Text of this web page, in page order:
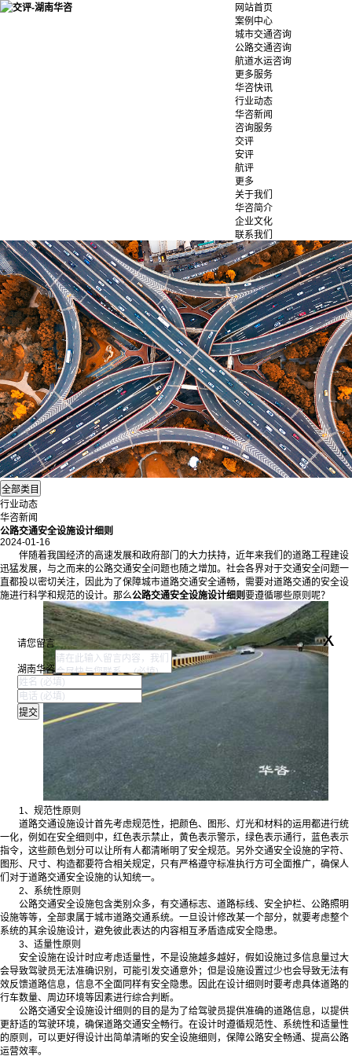
网站首页
案例中心
城市交通咨询
公路交通咨询
航道水运咨询
更多服务
华咨快讯
行业动态
华咨新闻
咨询服务
交评
安评
航评
更多
关于我们
华咨简介
企业文化
联系我们
行业动态
华咨新闻
公路交通安全设施设计细则
2024-01-16
伴随着我国经济的高速发展和政府部门的大力扶持，近年来我们的道路工程建设
迅猛发展，与之而来的公路交通安全问题也随之增加。社会各界对于交通安全问题一
直都投以密切关注，因此为了保障城市道路交通安全通畅，需要对道路交通的安全设
施进行科学和规范的设计。那么公路交通安全设施设计细则要遵循哪些原则呢？
1、规范性原则
道路交通设施设计首先考虑规范性，把颜色、图形、灯光和材料的运用都进行统
一化，例如在安全细则中，红色表示禁止，黄色表示警示，绿色表示通行，蓝色表示
指令，这些颜色划分可以让所有人都清晰明了安全规范。另外交通安全设施的字符、
图形、尺寸、构造都要符合相关规定，只有严格遵守标准执行方可全面推广，确保人
们对于道路交通安全设施的认知统一。
2、系统性原则
公路交通安全设施包含类别众多，有交通标志、道路标线、安全护栏、公路照明
设施等等，全部隶属于城市道路交通系统。一旦设计修改某一个部分，就要考虑整个
系统的其余设施设计，避免彼此表达的内容相互矛盾造成安全隐患。
3、适量性原则
安全设施在设计时应考虑适量性，不是设施越多越好，假如设施过多信息量过大
会导致驾驶员无法准确识别，可能引发交通意外；但是设施设置过少也会导致无法有
效反馈道路信息，信息不全面同样有安全隐患。因此在设计细则时要考虑具体道路的
行车数量、周边环境等因素进行综合判断。
公路交通安全设施设计细则的目的是为了给驾驶员提供准确的道路信息，以提供
更舒适的驾驶环境，确保道路交通安全畅行。在设计时遵循规范性、系统性和适量性
的原则，可以更好得设计出简单清晰的安全设施细则，保障公路安全畅通、提高公路
运营效率。
请您留言 x
湖南华咨